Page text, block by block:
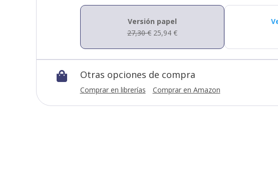
Versión papel
27,30€ 25,94 €
 Otras opciones de compra
Comprar en librerías Comprar en Amazon